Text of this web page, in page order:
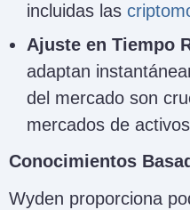
incluidas las
Ajuste en Tiempo
adaptan
del mercado son
mercados de
Conocimientos
Wyden proporciona